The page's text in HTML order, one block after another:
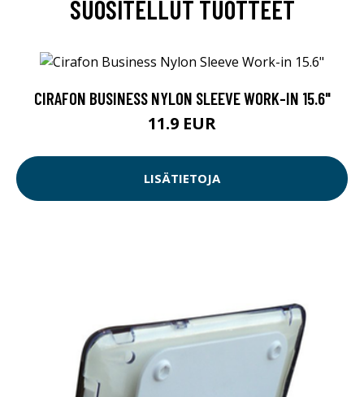
SUOSITELLUT TUOTTEET
CIRAFON BUSINESS NYLON SLEEVE WORK-IN 15.6"
11.9 EUR
LISÄTIETOJA